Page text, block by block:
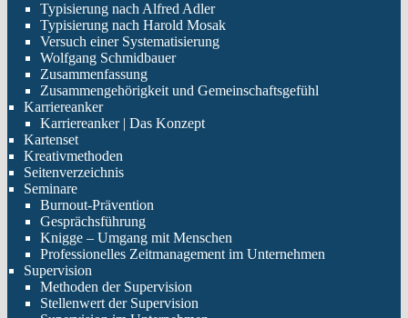
Typisierung nach Alfred Adler
Typisierung nach Harold Mosak
Versuch einer Systematisierung
Wolfgang Schmidbauer
Zusammenfassung
Zusammengehörigkeit und Gemeinschaftsgefühl
Karriereanker
Karriereanker | Das Konzept
Kartenset
Kreativmethoden
Seitenverzeichnis
Seminare
Burnout-Prävention
Gesprächsführung
Knigge – Umgang mit Menschen
Professionelles Zeitmanagement im Unternehmen
Supervision
Methoden der Supervision
Stellenwert der Supervision